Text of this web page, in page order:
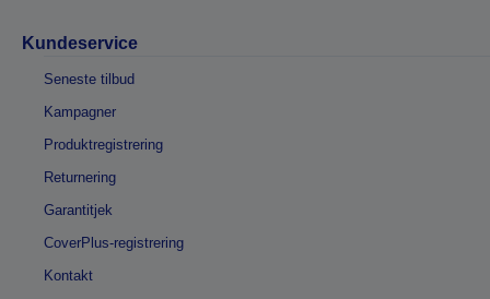
Kundeservice
Seneste tilbud
Kampagner
Produktregistrering
Returnering
Garantitjek
CoverPlus-registrering
Kontakt